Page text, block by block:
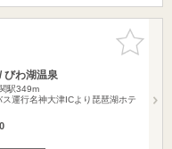
お気に入
りに追加
びわ湖温泉
駅349m
運行名神大津ICより琵琶湖ホテ